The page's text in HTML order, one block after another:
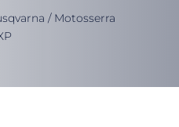
/ Motosserra